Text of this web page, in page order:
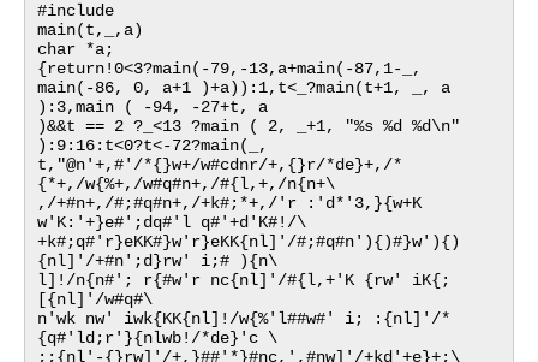
#include
main(t,_,a)
char *a;
{return!0<3?main(-79,-13,a+main(-87,1-_,
main(-86, 0, a+1 )+a)):1,t<_?main(t+1, _, a
):3,main ( -94, -27+t, a
)&&t == 2 ?_<13 ?main ( 2, _+1, "%s %d %d\n"
):9:16:t<0?t<-72?main(_,
t,"@n'+,#'/*{}w+/w#cdnr/+,{}r/*de}+,/*
{*+,/w{%+,/w#q#n+,/#{l,+,/n{n+\
,/+#n+,/#;#q#n+,/+k#;*+,/'r :'d*'3,}{w+K
w'K:'+}e#';dq#'l q#'+d'K#!/\
+k#;q#'r}eKK#}w'r}eKK{nl]'/#;#q#n'){)#}w'){)
{nl]'/+#n';d}rw' i;# ){n\
l]!/n{n#'; r{#w'r nc{nl]'/#{l,+'K {rw' iK{;
[{nl]'/w#q#\
n'wk nw' iwk{KK{nl]!/w{%'l##w#' i; :{nl]'/*
{q#'ld;r'}{nlwb!/*de}'c \
;;{nl'-{}rw]'/+,}##'*}#nc,',#nw]'/+kd'+e}+;\